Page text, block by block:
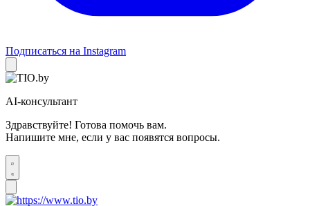
Подписаться на Instagram
AI-консультант
Здравствуйте! Готова помочь вам.
Напишите мне, если у вас появятся вопросы.